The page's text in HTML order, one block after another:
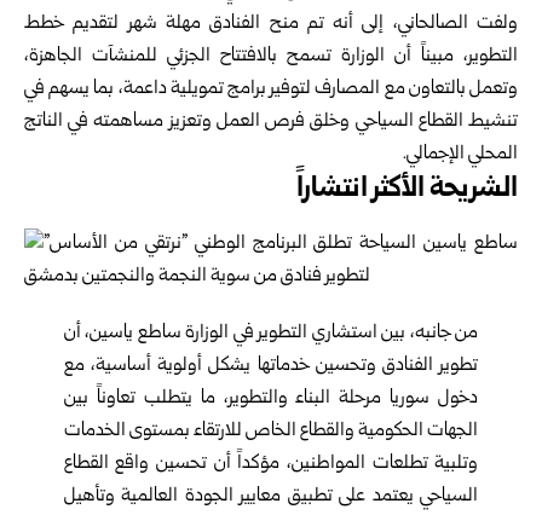
ولفت الصالحاني، إلى أنه تم منح الفنادق مهلة شهر لتقديم خطط
التطوير، مبيناً أن الوزارة تسمح بالافتتاح الجزئي للمنشآت الجاهزة،
وتعمل بالتعاون مع المصارف لتوفير برامج تمويلية داعمة، بما يسهم في
تنشيط القطاع السياحي وخلق فرص العمل وتعزيز مساهمته في الناتج
المحلي الإجمالي.
الشريحة الأكثر انتشاراً
من جانبه، بين استشاري التطوير في الوزارة ساطع ياسين، أن
تطوير الفنادق وتحسين خدماتها يشكل أولوية أساسية، مع
دخول سوريا مرحلة البناء والتطوير، ما يتطلب تعاوناً بين
الجهات الحكومية والقطاع الخاص للارتقاء بمستوى الخدمات
وتلبية تطلعات المواطنين، مؤكداً أن تحسين واقع القطاع
السياحي يعتمد على تطبيق معايير الجودة العالمية وتأهيل